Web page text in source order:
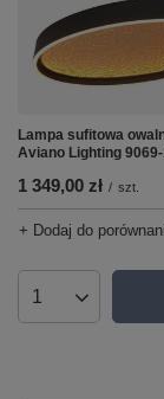
Lampa sufitowa
Aviano Lighting
1 349,00 zł / szt.
+ Dodaj do
Ilość produktów